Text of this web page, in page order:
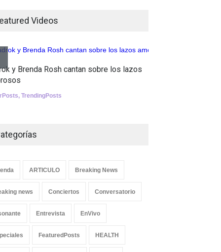
Nuclear fusion closer to
SCIENCE
Videos
y Brenda Rosh cantan sobre los lazos
, TrendingPosts
ARTICULO Breaking News
news Conciertos Conversatorio
Entrevista EnVivo
FeaturedPosts HEALTH